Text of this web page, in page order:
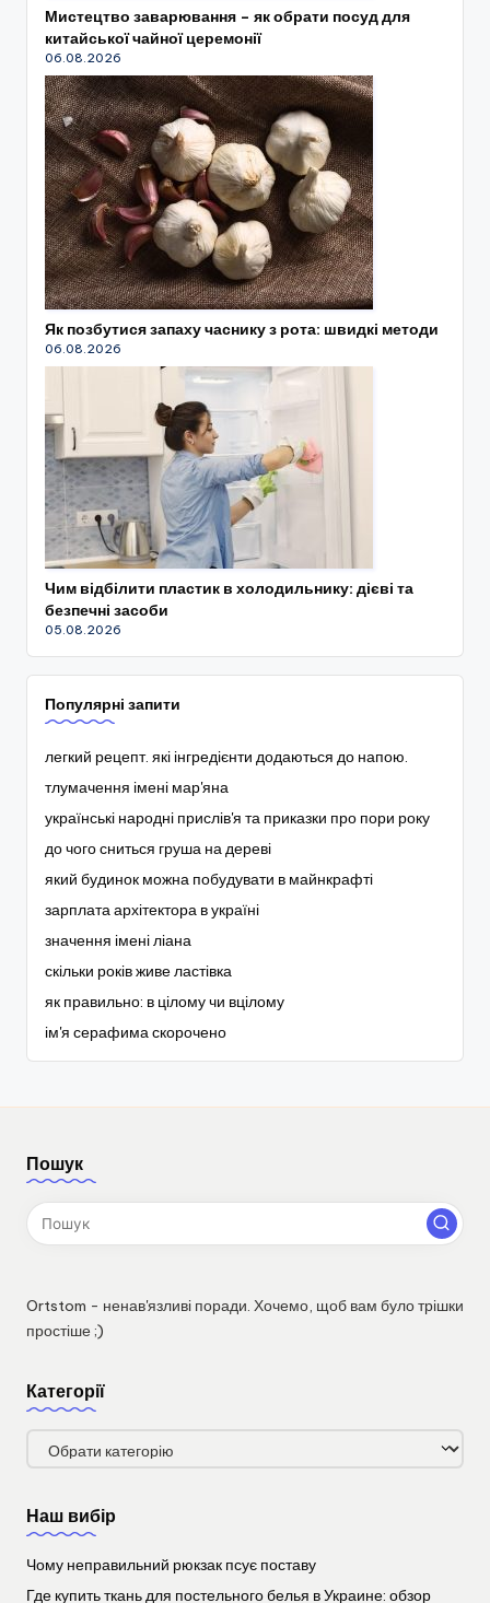
Мистецтво заварювання – як обрати посуд для
китайської чайної церемонії
06.08.2026
Як позбутися запаху часнику з рота: швидкі методи
06.08.2026
Чим відбілити пластик в холодильнику: дієві та
безпечні засоби
05.08.2026
Популярні запити
легкий рецепт. які інгредієнти додаються до напою.
тлумачення імені мар'яна
українські народні прислів'я та приказки про пори року
до чого сниться груша на дереві
який будинок можна побудувати в майнкрафті
зарплата архітектора в україні
значення імені ліана
скільки років живе ластівка
як правильно: в цілому чи вцілому
ім'я серафима скорочено
Пошук
Ortstom - ненав'язливі поради. Хочемо, щоб вам було трішки
простіше ;)
Категорії
Категорії
Наш вибір
Чому неправильний рюкзак псує поставу
Где купить ткань для постельного белья в Украине: обзор